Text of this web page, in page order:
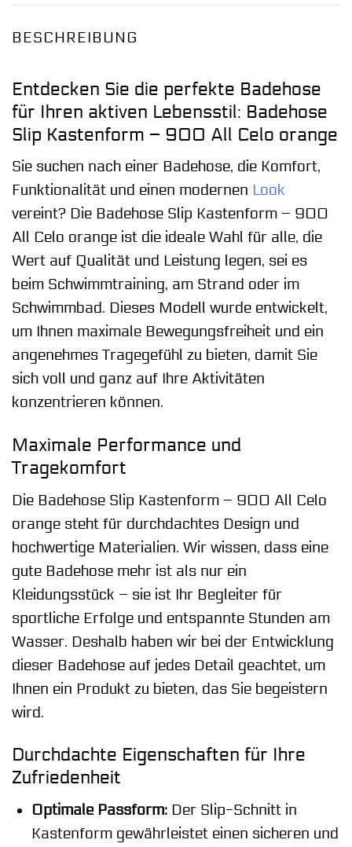
BESCHREIBUNG
Entdecken Sie die perfekte Badehose
für Ihren aktiven Lebensstil: Badehose
Slip Kastenform – 900 All Celo orange
Sie suchen nach einer Badehose, die Komfort,
Funktionalität und einen modernen Look
vereint? Die Badehose Slip Kastenform – 900
All Celo orange ist die ideale Wahl für alle, die
Wert auf Qualität und Leistung legen, sei es
beim Schwimmtraining, am Strand oder im
Schwimmbad. Dieses Modell wurde entwickelt,
um Ihnen maximale Bewegungsfreiheit und ein
angenehmes Tragegefühl zu bieten, damit Sie
sich voll und ganz auf Ihre Aktivitäten
konzentrieren können.
Maximale Performance und
Tragekomfort
Die Badehose Slip Kastenform – 900 All Celo
orange steht für durchdachtes Design und
hochwertige Materialien. Wir wissen, dass eine
gute Badehose mehr ist als nur ein
Kleidungsstück – sie ist Ihr Begleiter für
sportliche Erfolge und entspannte Stunden am
Wasser. Deshalb haben wir bei der Entwicklung
dieser Badehose auf jedes Detail geachtet, um
Ihnen ein Produkt zu bieten, das Sie begeistern
wird.
Durchdachte Eigenschaften für Ihre
Zufriedenheit
Optimale Passform:Der Slip-Schnitt in
Kastenform gewährleistet einen sicheren und